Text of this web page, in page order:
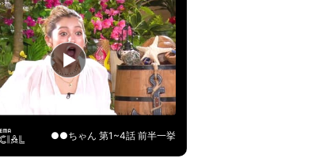
●●ちゃん 第1~4話 前半一挙